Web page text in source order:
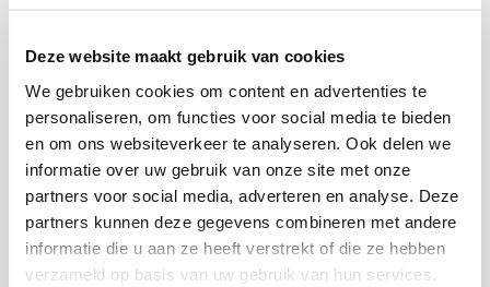
Deze website maakt gebruik van cookies
We gebruiken cookies om content en advertenties te
personaliseren, om functies voor social media te bieden
en om ons websiteverkeer te analyseren. Ook delen we
informatie over uw gebruik van onze site met onze
partners voor social media, adverteren en analyse. Deze
partners kunnen deze gegevens combineren met andere
informatie die u aan ze heeft verstrekt of die ze hebben
verzameld op basis van uw gebruik van hun services.
Incontrol 4.22.0
5 juni 2025
Incontrol 4.21.1
13 mei 2025
Lees meer